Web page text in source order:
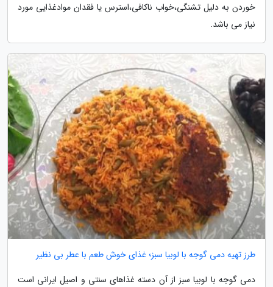
خوردن به دلیل تشنگی،خواب ناکافی،استرس یا فقدان موادغذایی مورد
نیاز می باشد.
طرز تهیه دمی گوجه با لوبیا سبز؛ غذای خوش طعم با عطر بی نظیر
دمی گوجه با لوبیا سبز از آن دسته غذاهای سنتی و اصیل ایرانی است